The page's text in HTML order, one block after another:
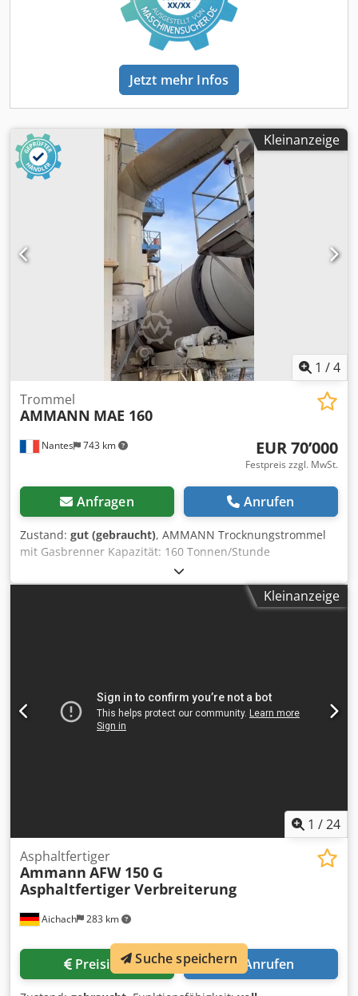
Jetzt mehr Infos
Kleinanzeige
1 /4
Nantes 743 km
Trommel
AMMANN MAE 160
EUR 70’000
Festpreis zzgl. MwSt.
Anfragen Anrufen
Zustand: gut (gebraucht), AMMANN Trocknungstrommel
mit Gasbrenner Kapazität: 160 Tonnen/Stunde
Cedeywctzspfx Amgerf Baujahr: 2006
Kleinanzeige
1 /24
Aichach 283 km
Asphaltfertiger
Ammann AFW 150 G
Asphaltfertiger Verbreiterung
Preisinfo Anrufen
Suche speichern